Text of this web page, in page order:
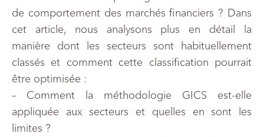
de comportement des marchés financiers ? Dans
cet article, nous analysons plus en détail la
manière dont les secteurs sont habituellement
classés et comment cette classification pourrait
être optimisée :
– Comment la méthodologie GICS est-elle
appliquée aux secteurs et quelles en sont les
limites ?